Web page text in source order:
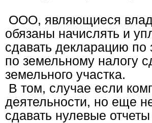
ООО, являющиеся
обязаны начислять и
сдавать декларацию по
по земельному налогу
земельного участка.
В том, случае если
деятельности, но еще
сдавать нулевые